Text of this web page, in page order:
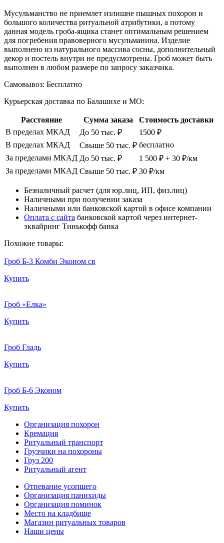
Мусульманство не приемлет излишне пышных похорон и
большого количества ритуальной атрибутики, а потому
данная модель гроба-ящика станет оптимальным решением
для погребения правоверного мусульманина. Изделие
выполнено из натурального массива сосны, дополнительный
декор и постель внутри не предусмотрены. Гроб может быть
выполнен в любом размере по запросу заказчика.
Самовывоз: Бесплатно
Курьерская доставка по Балашихе и МО:
Расстояние Сумма заказа
Стоимость доставки
В пределах МКАД
До 50 тыс. ₽
1500 ₽
В пределах МКАД
Свыше 50 тыс. ₽ бесплатно
За пределами МКАД До 50 тыс. ₽
1 500 ₽ + 30 ₽/км
За пределами МКАД Свыше 50 тыс. ₽ 30 ₽/км
Безналичный расчет (для юр.лиц, ИП, физ.лиц)
Наличными при получении заказа
Наличными или банковской картой в офисе компании
Оплата с сайта банковской картой через интернет-
эквайринг Тинькофф банка
Похожие товары:
Гроб Б-3 Комби Эконом св
Купить
Гроб «Елка»
Купить
Гроб Гладь
Купить
Гроб Б-6 Эконом
Купить
Организация похорон
Кремация
Ритуальный транспорт
Грузчики на похороны
Груз 200
Ритуальный агент
Отпевание усопшего
Организация панихиды
Организация поминок
Место на кладбище
Магазин ритуальных товаров
Наши цены